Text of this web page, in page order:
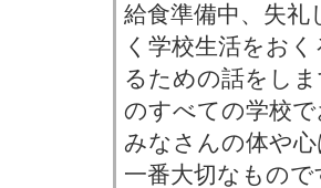
給食準備中、失
く学校生活をお
るための話をし
のすべての学校
みなさんの体や
一番大切なもの